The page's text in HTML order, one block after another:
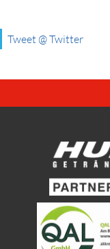
Tweet @ Twitter